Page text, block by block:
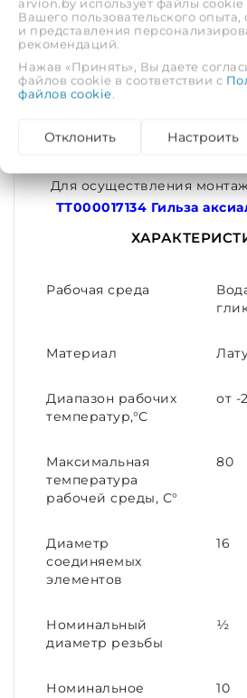
выполнением соединения.
Герметичность соединения
счёт вдавливания
штуцера корпуса,
надвигании гильзы на
Внимание!!! Эта товарная
Для осуществления
ТТ000017134 Гильза
Рабочая среда
Материал
Диапазон рабочих
температур,°С
от -
Максимальная
температура
рабочей среды, С°
80
Диаметр
соединяемых
элементов
16
Номинальный
диаметр резьбы
½
Номинальное
10
arvion.by использует файлы
Вашего пользовательского опыта,
и представления
рекомендаций.
Нажав «Принять», Вы даете
файлов cookie в соответствии с
файлов cookie.
Отклонить Настроить